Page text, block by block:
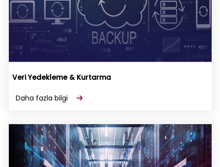
Veri Yedekleme & Kurtarma
Daha fazla bilgi